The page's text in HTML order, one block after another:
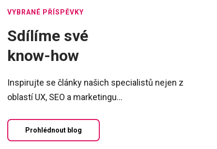
VYBRANÉ PŘÍSPĚVKY
Sdílíme své
know-how
Inspirujte se články našich specialistů nejen z
oblastí UX, SEO a marketingu...
Prohlédnout blog